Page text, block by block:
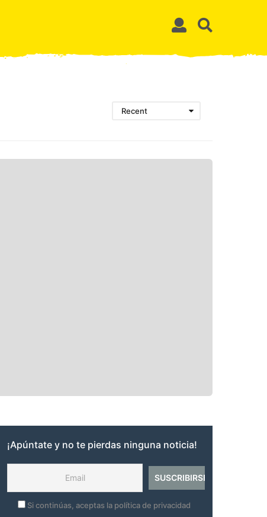
Recent
¡Apúntate y no te pierdas ninguna noticia!
Si continúas, aceptas la política de privacidad